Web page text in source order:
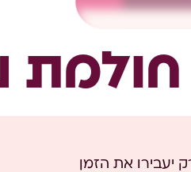
יעבירו את הזמן